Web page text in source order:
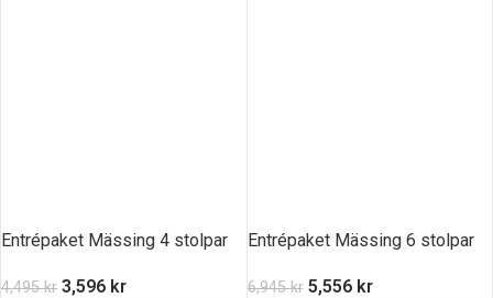
Entrépaket Mässing 4 stolpar
4,495kr 3,596 kr
Entrépaket Mässing 6 stolpar
6,945kr 5,556 kr